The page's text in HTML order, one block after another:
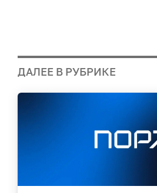
ДАЛЕЕ В РУБРИКЕ